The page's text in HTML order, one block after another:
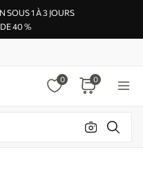
SOUS 1 À 3 JOURS
40 %
0 0